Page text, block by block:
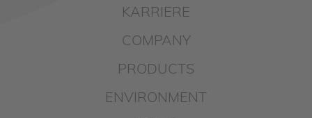
KARRIERE
COMPANY
PRODUCTS
ENVIRONMENT